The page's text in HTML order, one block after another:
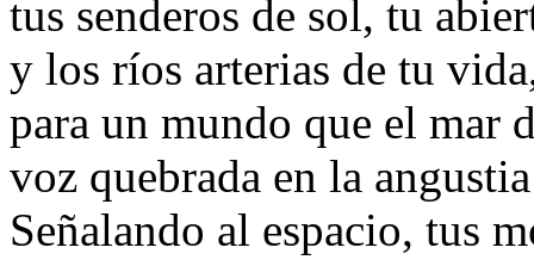
tus senderos de sol, tu
y los ríos arterias de tu
para un mundo que el mar
voz quebrada en la
Señalando al espacio, tus